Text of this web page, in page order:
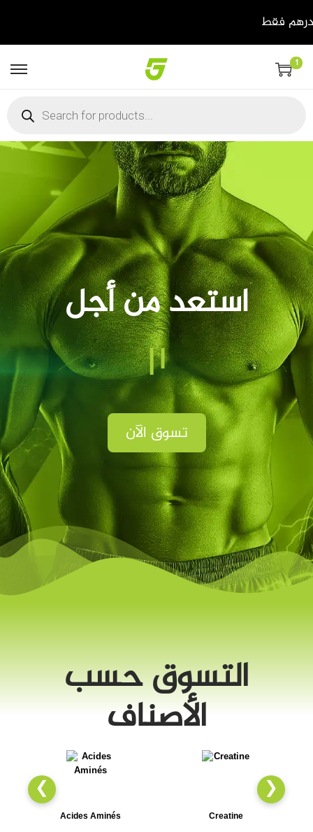
1
استعد من أجل
الفوز|
تسوق الآن
التسوق حسب
الأصناف
❮ ❯
Acides Aminés Creatine